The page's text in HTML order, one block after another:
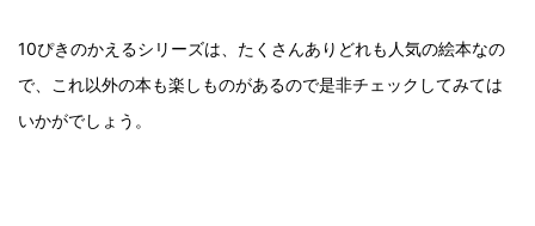
10ぴきのかえるシリーズは、たくさんありどれも人気の絵本なの
で、これ以外の本も楽しものがあるので是非チェックしてみては
いかがでしょう。